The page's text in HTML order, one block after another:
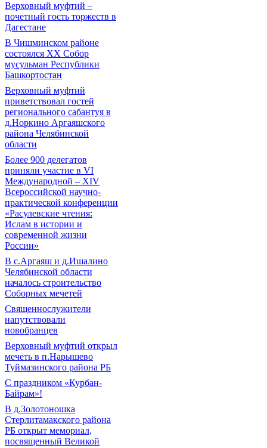
Верховный муфтий –
почетный гость торжеств в
Дагестане
В Чишминском районе
состоялся XX Собор
мусульман Республики
Башкортостан
Верховный муфтий
приветствовал гостей
регионального сабантуя в
д.Норкино Аргаяшского
района Челябинской
области
Более 900 делегатов
приняли участие в VI
Международной – ХIV
Всероссийской научно-
практической конференции
«Расулевские чтения:
Ислам в истории и
современной жизни
России»
В с.Аргаяш и д.Ишалино
Челябинской области
началось строительство
Соборных мечетей
Священнослужители
напутствовали
новобранцев
Верховный муфтий открыл
мечеть в п.Нарышево
Туймазинского района РБ
С праздником «Курбан-
Байрам»!
В д.Золотоношка
Стерлитамакского района
РБ открыт мемориал,
посвященный Великой